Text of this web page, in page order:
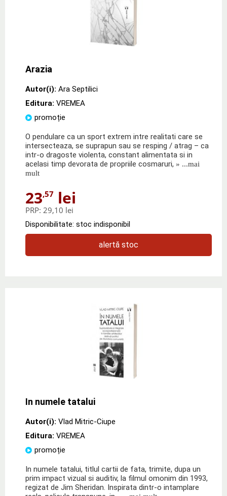
Arazia
Autor(i): Ara Septilici
Editura: VREMEA
promoție
O pendulare ca un sport extrem intre realitati care se
intersecteaza, se suprapun sau se resping / atrag – ca
intr-o dragoste violenta, constant alimentata si in
acelasi timp devorata de propriile cosmaruri, » ...mai
mult
23,57 lei
PRP: 29,10 lei
Disponibilitate: stoc indisponibil
alertă stoc
In numele tatalui
Autor(i): Vlad Mitric-Ciupe
Editura: VREMEA
promoție
In numele tatalui, titlul cartii de fata, trimite, dupa un
prim impact vizual si auditiv, la filmul omonim din 1993,
regizat de Jim Sheridan. Inspirata dintr-o intamplare